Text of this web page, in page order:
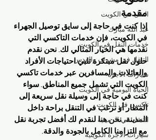
النقل في الكويت
عبد الله مبارك
خدمات النقل في الكويت
التنقل في مشرف والقدس
سيارات الأجرة
الحياة اليومية في الكويت
تاكسي في الكويت
التنقل في الرميثية
سيارات الأجرة الكويتية
مقدمة
إذا كنت في حاجة إلى سايق توصيل الجهراء
في الكويت، فإن خدمات التاكسي التي
نقدمها هي الخيار المثالي لك. نحن نقدم
حلول نقل مبتكرة تلبي احتياجات الأفراد
والعائلات والمسافرين عبر خدمات تاكسي
الكويت التي تشمل جميع المناطق. سواء
كنت في حاجة إلى وسيلة نقل سريعة إلى
المطار أو ترغب في التنقل براحة داخل
المدينة، نحن هنا لنقدم لك أفضل تجربة نقل
مع التزامنا الكامل بالجودة والدقة.